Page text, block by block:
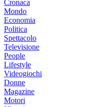
Cronaca
Mondo
Economia
Politica
Spettacolo
Televisione
People
Lifestyle
Videogiochi
Donne
Magazine
Motori